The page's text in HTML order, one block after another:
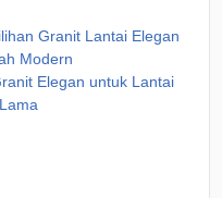
Granit Lantai Elegan
Modern
Elegan untuk Lantai